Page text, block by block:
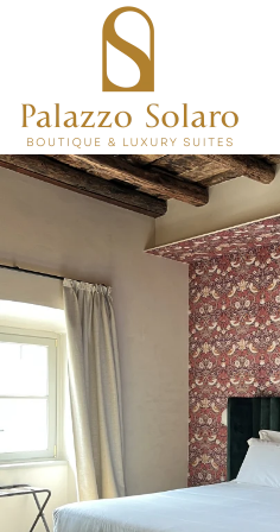
Skip to main content